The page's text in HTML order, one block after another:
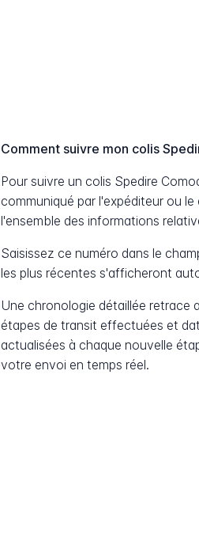
Comment suivre mon colis
Pour suivre un colis Spedire
communiqué par l'expéditeur ou
l'ensemble des informations
Saisissez ce numéro dans le
les plus récentes s'afficheront
Une chronologie détaillée retrace
étapes de transit effectuées et
actualisées à chaque nouvelle
votre envoi en temps réel.